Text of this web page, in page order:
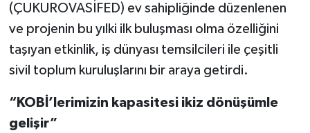
(ÇUKUROVASİFED) ev sahipliğinde düzenlenen
ve projenin bu yılki ilk buluşması olma özelliğini
taşıyan etkinlik, iş dünyası temsilcileri ile çeşitli
sivil toplum kuruluşlarını bir araya getirdi.
“KOBİ’lerimizin kapasitesi ikiz dönüşümle
gelişir”